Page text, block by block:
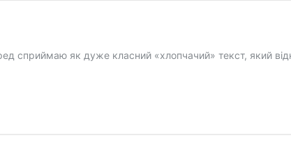
сприймаю як дуже класний «хлопчачий» текст, який